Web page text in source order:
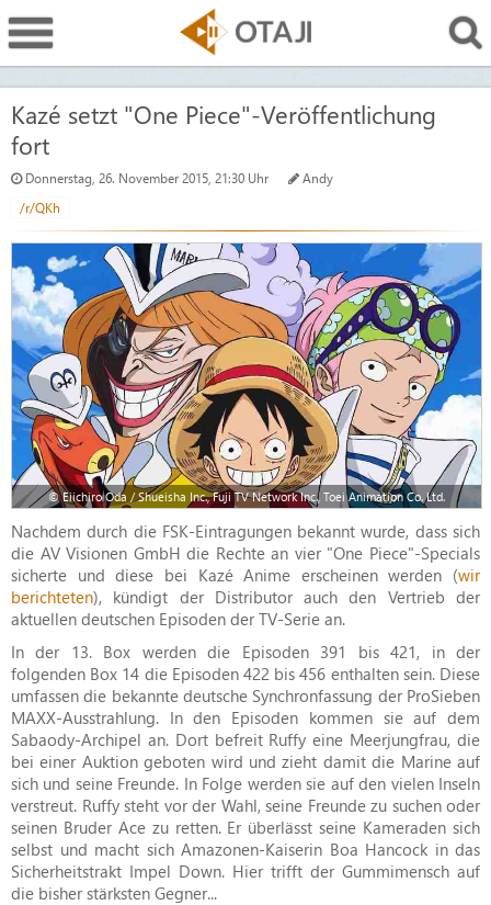
Kazé setzt "One Piece"-Veröffentlichung
fort
Donnerstag, 26. November 2015, 21:30 Uhr
Andy
/r/QKh
© Eiichiro Oda / Shueisha Inc., Fuji TV Network Inc., Toei Animation Co. Ltd.
Nachdem durch die FSK-Eintragungen bekannt wurde, dass sich
die AV Visionen GmbH die Rechte an vier "One Piece"-Specials
sicherte und diese bei Kazé Anime erscheinen werden (wir
berichteten), kündigt der Distributor auch den Vertrieb der
aktuellen deutschen Episoden der TV-Serie an.
In der 13. Box werden die Episoden 391 bis 421, in der
folgenden Box 14 die Episoden 422 bis 456 enthalten sein. Diese
umfassen die bekannte deutsche Synchronfassung der ProSieben
MAXX-Ausstrahlung. In den Episoden kommen sie auf dem
Sabaody-Archipel an. Dort befreit Ruffy eine Meerjungfrau, die
bei einer Auktion geboten wird und zieht damit die Marine auf
sich und seine Freunde. In Folge werden sie auf den vielen Inseln
verstreut. Ruffy steht vor der Wahl, seine Freunde zu suchen oder
seinen Bruder Ace zu retten. Er überlässt seine Kameraden sich
selbst und macht sich Amazonen-Kaiserin Boa Hancock in das
Sicherheitstrakt Impel Down. Hier trifft der Gummimensch auf
die bisher stärksten Gegner...